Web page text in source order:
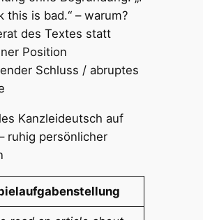
this is bad.“ – warum?
des Textes statt
Position
Schluss / abruptes
Kanzleideutsch auf
ruhig persönlicher